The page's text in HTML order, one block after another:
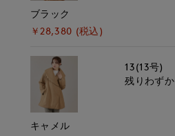
ブラック
￥28,380 (税込)
キャメル
13(13号)
残りわずか